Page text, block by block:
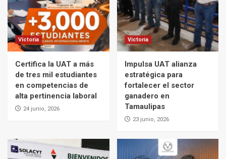
Victoria
Certifica la UAT a más
de tres mil estudiantes
en competencias de
alta pertinencia laboral
24 junio, 2026
Victoria
Impulsa UAT alianza
estratégica para
fortalecer el sector
ganadero en
Tamaulipas
23 junio, 2026